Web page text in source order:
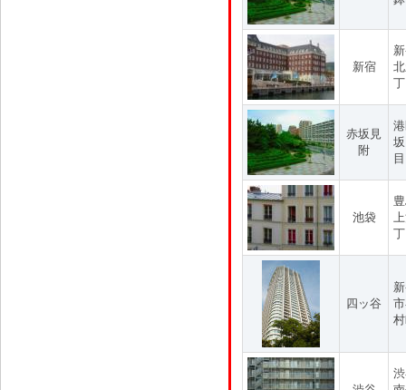
新宿
赤坂見
附
目
池袋
四ッ谷